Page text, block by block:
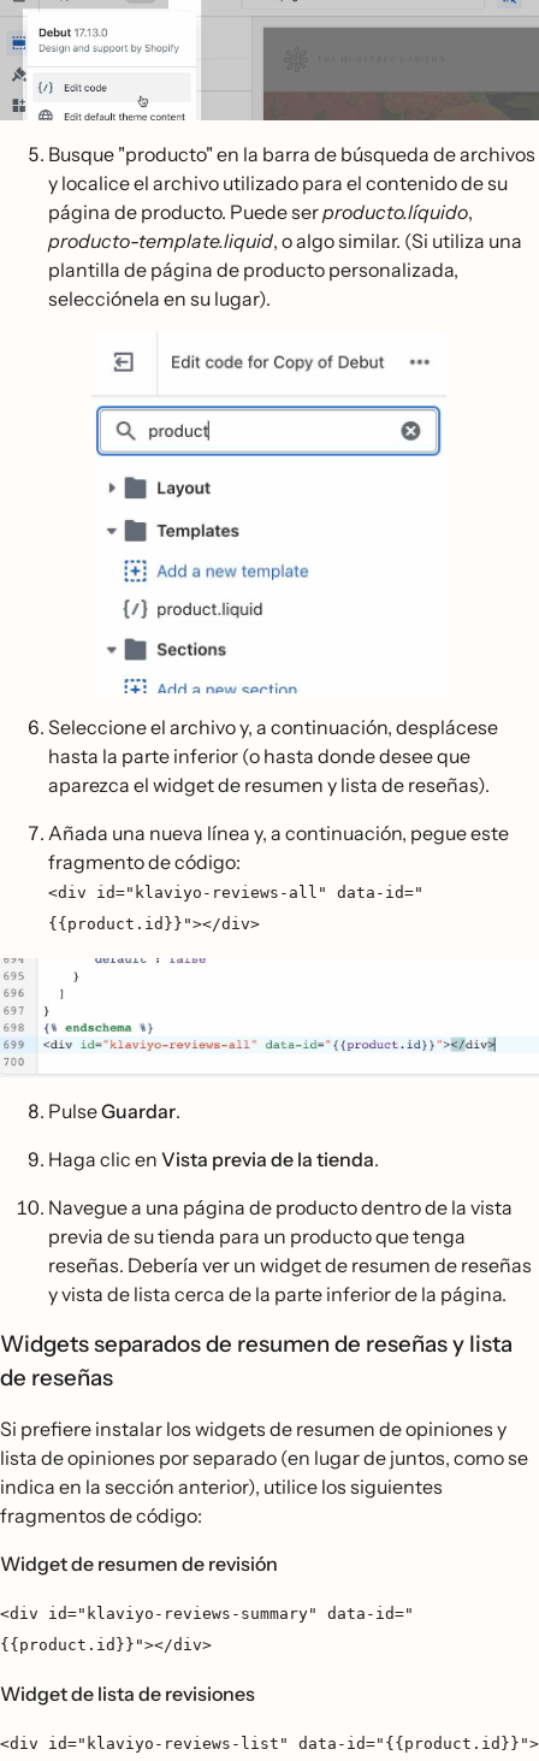
Busque "producto" en la barra de búsqueda de archivos
y localice el archivo utilizado para el contenido de su
página de producto. Puede serproducto.líquido,
producto-template.liquid, o algo similar. (Si utiliza una
plantilla de página de producto personalizada,
selecciónela en su lugar).
Seleccione el archivo y, a continuación, desplácese
hasta la parte inferior (o hasta donde desee que
aparezca el widget de resumen y lista de reseñas).
Añada una nueva línea y, a continuación, pegue este
fragmento de código:
<div id="klaviyo-reviews-all" data-id="
{{product.id}}"></div>
PulseGuardar.
Haga clic en Vista previa de la tienda.
Navegue a una página de producto dentro de la vista
previa de su tienda para un producto que tenga
reseñas. Debería ver un widget de resumen de reseñas
y vista de lista cerca de la parte inferior de la página.
Widgets separados de resumen de reseñas y lista
de reseñas
Si prefiere instalar los widgets de resumen de opiniones y
lista de opiniones por separado (en lugar de juntos, como se
indica en la sección anterior), utilice los siguientes
fragmentos de código:
Widget de resumen de revisión
<div id="klaviyo-reviews-summary" data-id="
{{product.id}}"></div>
Widget de lista de revisiones
<div id="klaviyo-reviews-list" data-id="{{product.id}}">